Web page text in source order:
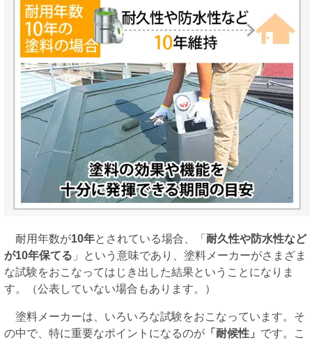
耐用年数が10年とされている場合、「 耐久性や防水性など
が10年保てる 」という意味であり、塗料メーカーがさまざま
な試験をおこなってはじき出した結果ということになりま
す。（公表していない場合もあります。）
塗料メーカーは、いろいろな試験をおこなっています。そ
の中で、特に重要なポイントになるのが「耐候性」 です。こ